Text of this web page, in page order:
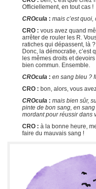
Officiellement, en tout cas !
CROcula : mais c’est
CRO : vous avez quand
arrêter de rouler les R.
ratiches qui dépassent, là ?
Donc, la démocratie, c’est
les mêmes droits et
bien commun. Ensemble.
CROcula : en sang bleu ?
CRO : bon, alors, vous
CROcula : mais bien sûr,
pinte de bon sang, en
mordant pour réussir dans
CRO : à la bonne heure,
faire du mauvais sang !